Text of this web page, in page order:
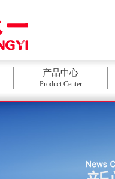
产品中心
Product Center